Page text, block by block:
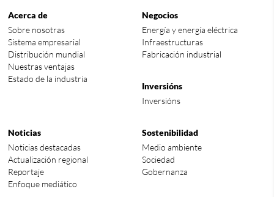
Acerca de
Sobre nosotras
Sistema empresarial
Distribución mundial
Nuestras ventajas
Estado de la industria
Negocios
Energía y energía eléctrica
Infraestructuras
Fabricación industrial
Inversións
Inversións
Noticias
Noticias destacadas
Actualización regional
Reportaje
Enfoque mediático
Sostenibilidad
Medio ambiente
Sociedad
Gobernanza